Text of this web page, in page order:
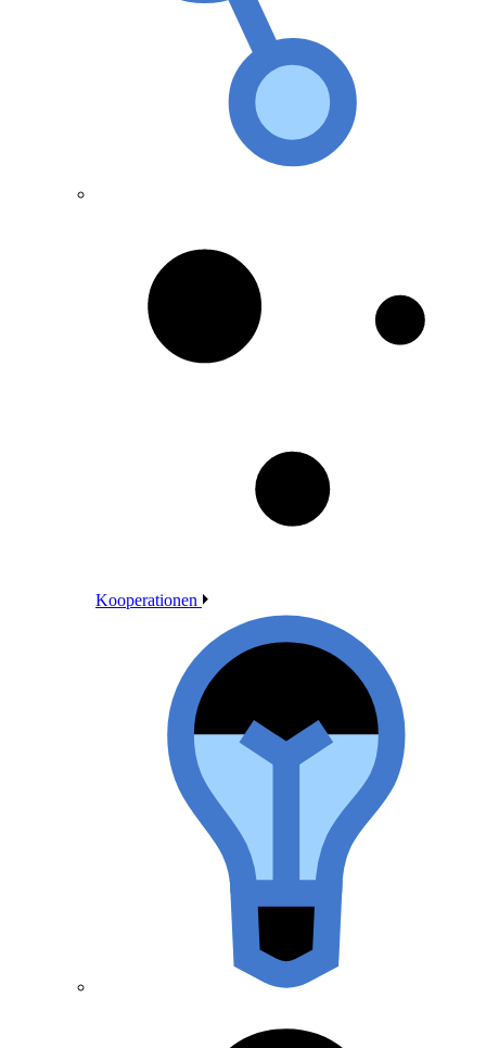
Kooperationen